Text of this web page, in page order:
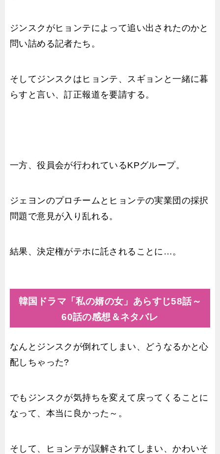
ジンスクがヒョンテによって追い出されたのかと
問い詰める記者たち。
そしてジンスクはヒョンテ、スギョンと一緒に暮
らすと言い、訂正報道を要請する。
一方、役員会が行われているKPグループ。
ジェヨンのプロチームとヒョンテの実業団の採択
問題で意見が入り乱れる。
結果、決定権がテホに託されることに…。
韓国ドラマ「私の婿の女」あらすじ58話～
60話の感想＆ネタバレ
なんとジンスクが倒れてしまい、どうなるかと心
配しちゃった?
でもジンスクが気持ちを変えて戻ってくることに
なって、本当に良かった～。
そして、ヒョンテが誤解されてしまい、かわいそ